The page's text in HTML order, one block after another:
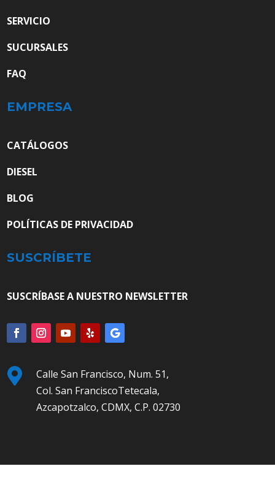
SERVICIO
SUCURSALES
FAQ
EMPRESA
CATÁLOGOS
DIESEL
BLOG
POLÍTICAS DE PRIVACIDAD
SUSCRÍBETE
SUSCRÍBASE A NUESTRO NEWSLETTER

Calle San Francisco, Num. 51,
Col. San FranciscoTetecala,
Azcapotzalco, CDMX, C.P. 02730